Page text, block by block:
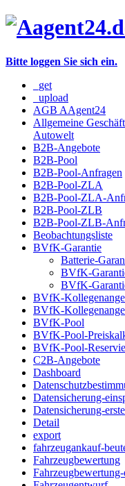
Bitte loggen Sie sich ein.
_get
_upload
AGB AAgent24
Allgemeine
Autowelt
B2B-Angebote
B2B-Pool
B2B-Pool-Anfragen
B2B-Pool-ZLA
B2B-Pool-ZLA-
B2B-Pool-ZLB
B2B-Pool-ZLB-
Beobachtungsliste
BVfK-Garantie
Batterie-
BVfK-
BVfK-
BVfK-
BVfK-
BVfK-Pool
BVfK-Pool-
BVfK-Pool-
C2B-Angebote
Dashboard
Datensicherung-
Datensicherung-
Detail
export
fahrzeugankauf-
Fahrzeugbewertung
Fahrzeugbewertung-